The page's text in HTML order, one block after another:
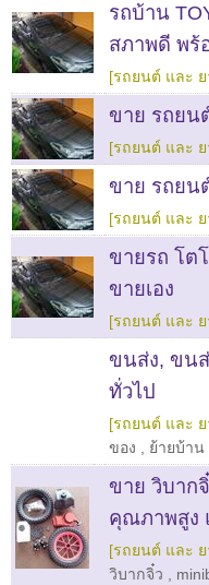
รถบ้าน
สภาพดี พร้
[รถยนต์ และ
ขาย รถยน
[รถยนต์ และ
ขาย รถยน
[รถยนต์ และ
ขายรถ โต
ขายเอง
[รถยนต์ และ
ขนส่ง, ขนส่
ทั่วไป
[รถยนต์ และ
ของ
ย้ายบ้าน
ขาย วิบาก
คุณภาพสูง
[รถยนต์ และ
วิบากจิ๋ว